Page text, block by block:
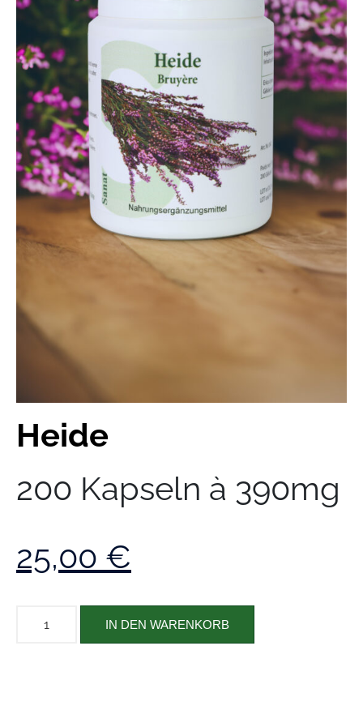
Heide
200 Kapseln à 390mg
25,00 €
IN DEN WARENKORB